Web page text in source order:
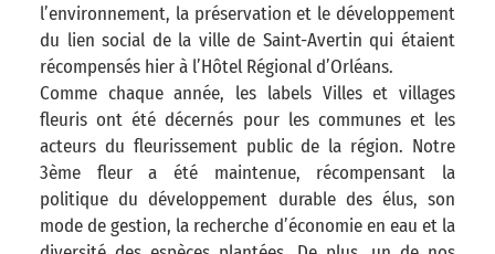
l’environnement, la préservation et le développement
du lien social de la ville de Saint-Avertin qui étaient
récompensés hier à l’Hôtel Régional d’Orléans.
Comme chaque année, les labels Villes et villages
fleuris ont été décernés pour les communes et les
acteurs du fleurissement public de la région. Notre
3ème fleur a été maintenue, récompensant la
politique du développement durable des élus, son
mode de gestion, la recherche d’économie en eau et la